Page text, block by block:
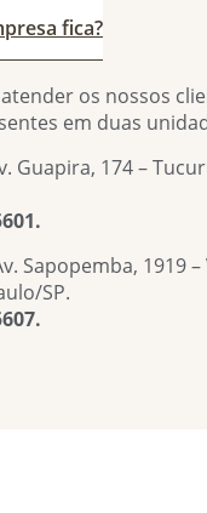
fica?
os nossos
em duas
Guapira, 174 –
Sapopemba, 1919
SP.